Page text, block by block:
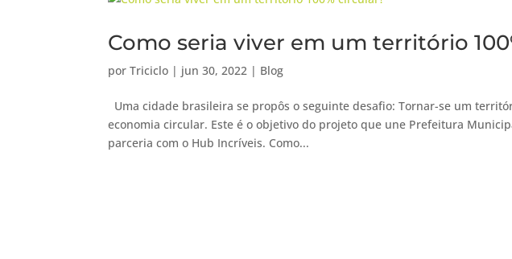
Como seria viver em um território
porTriciclo | jun 30, 2022 | Blog
Uma cidade brasileira se propôs o seguinte desafio: Tornar-se um
economia circular. Este é o objetivo do projeto que une Prefeitura
parceria com o Hub Incríveis. Como...